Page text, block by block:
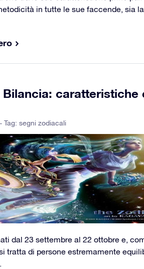
in tutte le sue faccende, sia
caratteristiche
Tag: segni zodiacali
dal 23 settembre al 22 ottobre e,
tratta di persone estremamente